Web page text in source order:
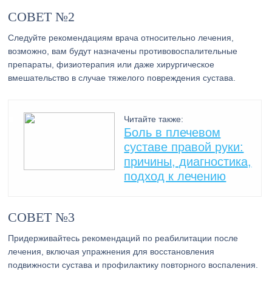
СОВЕТ №2
Следуйте рекомендациям врача относительно лечения,
возможно, вам будут назначены противовоспалительные
препараты, физиотерапия или даже хирургическое
вмешательство в случае тяжелого повреждения сустава.
Читайте также:
Боль в плечевом
суставе правой руки:
причины, диагностика,
подход к лечению
СОВЕТ №3
Придерживайтесь рекомендаций по реабилитации после
лечения, включая упражнения для восстановления
подвижности сустава и профилактику повторного воспаления.